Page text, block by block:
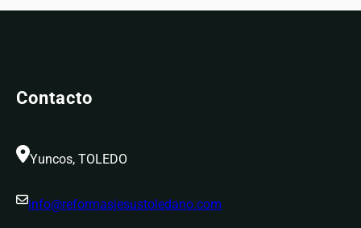
Contacto
Yuncos, TOLEDO
info@reformasjesustoledano.com